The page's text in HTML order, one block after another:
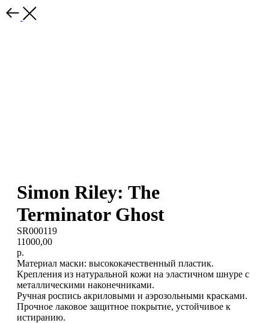
Simon Riley: The
Terminator Ghost
SR000119
11000,00
р.
Материал маски: высококачественный пластик.
Крепления из натуральной кожи на эластичном шнуре с
металлическими наконечниками.
Ручная роспись акриловыми и аэрозольными красками.
Прочное лаковое защитное покрытие, устойчивое к
истиранию.